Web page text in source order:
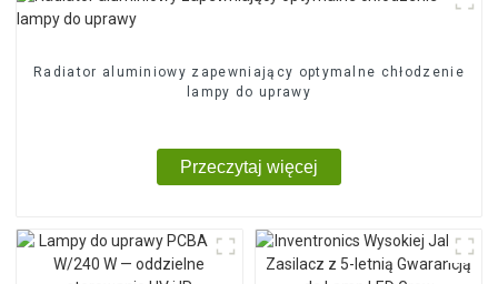
Radiator aluminiowy zapewniający optymalne chłodzenie
lampy do uprawy
Przeczytaj więcej